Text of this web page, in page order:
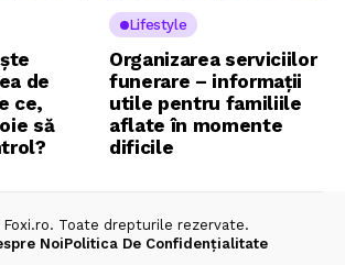
de
ce,
să
Lifestyle
Organizarea serviciilor
funerare – informații
utile pentru familiile
aflate în momente
dificile
Toate drepturile rezervate.
NoiPolitica De Confidențialitate